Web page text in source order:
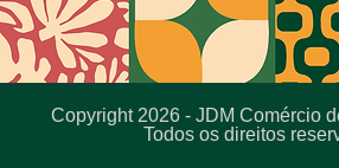
Copyright 2026 - JDM Comércio
Todos os direitos